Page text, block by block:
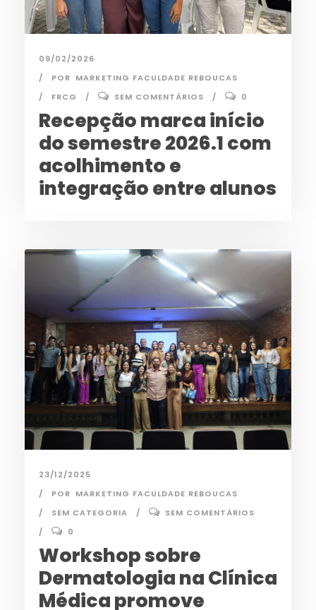
09/02/2026
POR MARKETING FACULDADE REBOUCAS
FRCG
SEM COMENTÁRIOS 0
Recepção marca início
do semestre 2026.1 com
acolhimento e
integração entre alunos
23/12/2025
POR MARKETING FACULDADE REBOUCAS
SEM CATEGORIA
SEM COMENTÁRIOS
0
Workshop sobre
Dermatologia na Clínica
Médica promove